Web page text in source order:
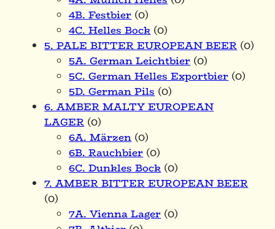
4B. Festbier(0)
4C. Helles Bock(0)
5. PALE BITTER EUROPEAN BEER(0)
5A. German Leichtbier(0)
5C. German Helles Exportbier(0)
5D. German Pils(0)
6. AMBER MALTY EUROPEAN
LAGER(0)
6A. Märzen(0)
6B. Rauchbier(0)
6C. Dunkles Bock(0)
7. AMBER BITTER EUROPEAN BEER
(0)
7A. Vienna Lager(0)